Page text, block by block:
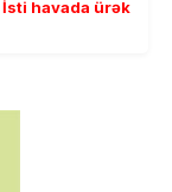
İsti havada ürək